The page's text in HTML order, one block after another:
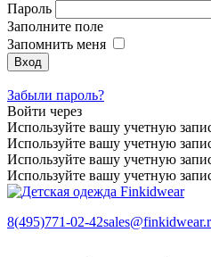
Пароль
Заполните поле
Запомнить меня
Забыли пароль?
Войти через
Используйте вашу учетную
Используйте вашу учетную
Используйте вашу учетную
Используйте вашу учетную
8(495)771-02-42